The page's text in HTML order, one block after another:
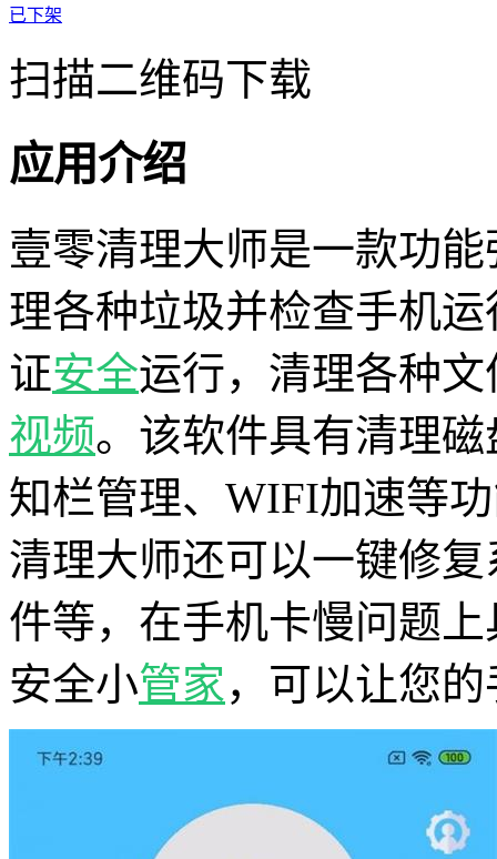
已下架
扫描二维码下载
应用介绍
壹零清理大师是一款功
理各种垃圾并检查手机
证安全运行，清理各种文
视频。该软件具有清理
知栏管理、WIFI加速等
清理大师还可以一键修
件等，在手机卡慢问题
安全小管家 ，可以让您